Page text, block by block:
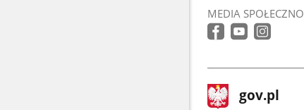
MEDIA
stopka
gov.pl Strona
gov.pl